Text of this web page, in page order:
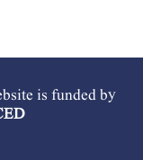
is funded by